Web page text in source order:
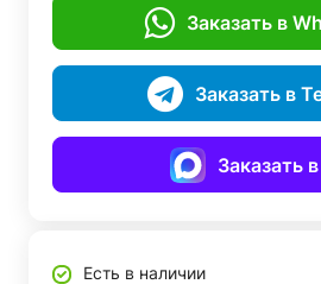
Заказать в
Заказать в
Заказать
Есть в наличии